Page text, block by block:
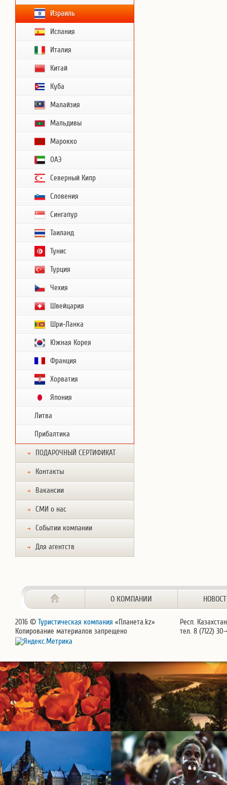
Израиль
Испания
Италия
Китай
Куба
Малайзия
Мальдивы
Марокко
ОАЭ
Северный Кипр
Словения
Сингапур
Таиланд
Тунис
Турция
Чехия
Швейцария
Шри-Ланка
Южная Корея
Франция
Хорватия
Япония
Литва
Прибалтика
ПОДАРОЧНЫЙ СЕРТИФИКАТ
Контакты
Вакансии
СМИ о нас
Событии компании
Для агентств
О КОМПАНИИ
2016 © Туристическая компания «Планета.kz»
Копирование материалов запрещено
Респ.
тел. 8 (7122)